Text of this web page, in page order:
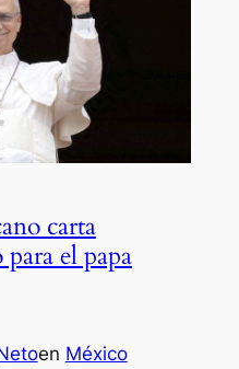
carta
el papa
en México